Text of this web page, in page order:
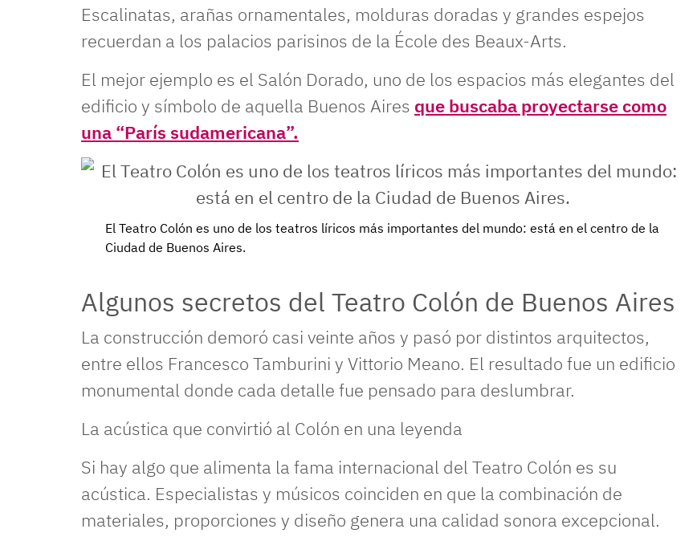
Escalinatas, arañas ornamentales, molduras doradas y grandes espejos
recuerdan a los palacios parisinos de la École des Beaux-Arts.
El mejor ejemplo es el Salón Dorado, uno de los espacios más elegantes del
edificio y símbolo de aquella Buenos Aires que buscaba proyectarse como
una “París sudamericana”.
El Teatro Colón es uno de los teatros líricos más importantes del mundo: está en el centro de la
Ciudad de Buenos Aires.
Algunos secretos del Teatro Colón de Buenos Aires
La construcción demoró casi veinte años y pasó por distintos arquitectos,
entre ellos Francesco Tamburini y Vittorio Meano. El resultado fue un edificio
monumental donde cada detalle fue pensado para deslumbrar.
La acústica que convirtió al Colón en una leyenda
Si hay algo que alimenta la fama internacional del Teatro Colón es su
acústica. Especialistas y músicos coinciden en que la combinación de
materiales, proporciones y diseño genera una calidad sonora excepcional.